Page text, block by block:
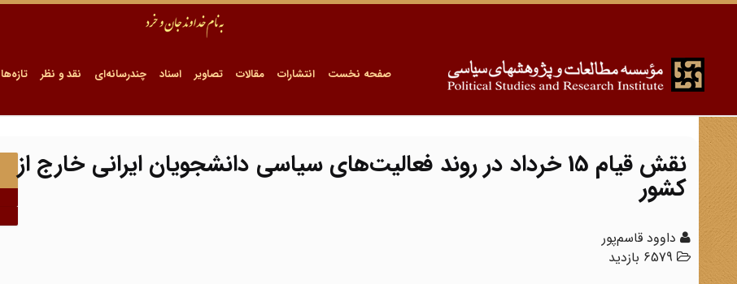
صفحه نخست انتشارات مقالات تصاویر اسناد چندرسانه‌ای نقد و نظر تازه‌ها
نقش قیام 15 خرداد در روند فعالیت‌های سیاسی دانشجویان ایرانی خارج از
کشور
داوود قاسم‌پور